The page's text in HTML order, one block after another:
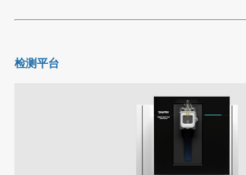
检测平台